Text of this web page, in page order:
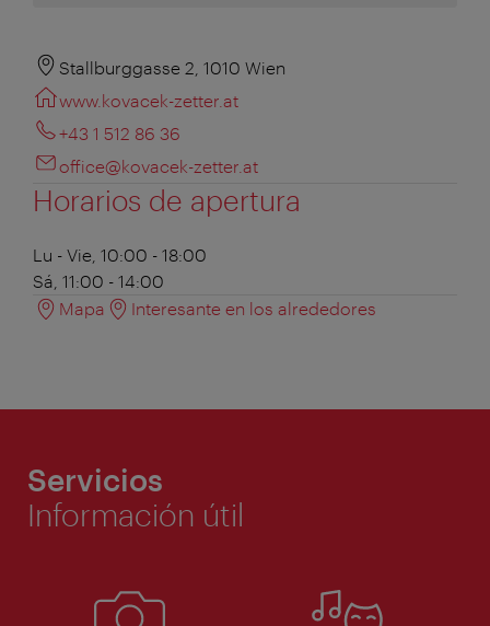
Stallburggasse 2, 1010 Wien
www.kovacek-zetter.at
+43 1 512 86 36
office@kovacek-zetter.at
Horarios de apertura
Lu - Vie, 10:00 - 18:00
Sá, 11:00 - 14:00
Mapa
Interesante en los alrededores
Servicios
Información útil